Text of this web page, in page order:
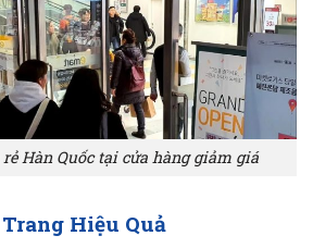
Hàn Quốc tại cửa hàng giảm giá
Hiệu Quả